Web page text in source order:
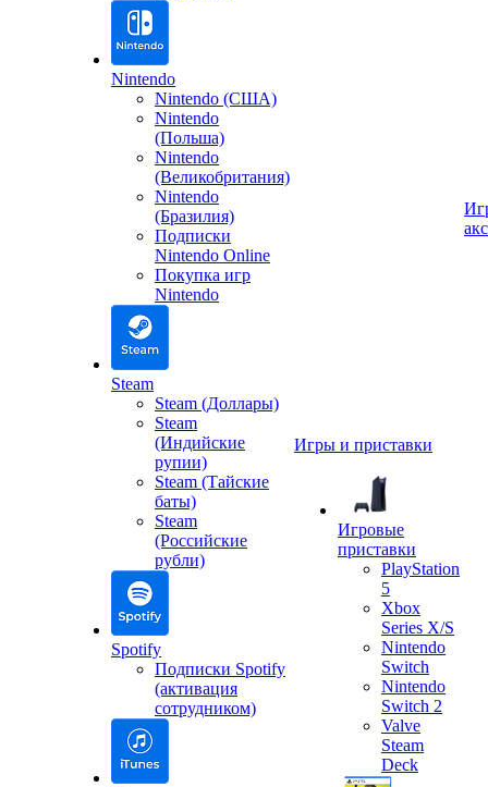
Nintendo
Nintendo (США)
Nintendo
(Польша)
Nintendo
(Великобритания)
Nintendo
(Бразилия)
Подписки
Nintendo Online
Покупка игр
Nintendo
Steam
Steam (Доллары)
Steam
(Индийские
рупии)
Steam (Тайские
баты)
Steam
(Российские
рубли)
Spotify
Подписки Spotify
(активация
сотрудником)
Игры и приставки
Игровые
приставки
PlayStation
5
Xbox
Series X/S
Nintendo
Switch
Nintendo
Switch 2
Valve
Steam
Deck